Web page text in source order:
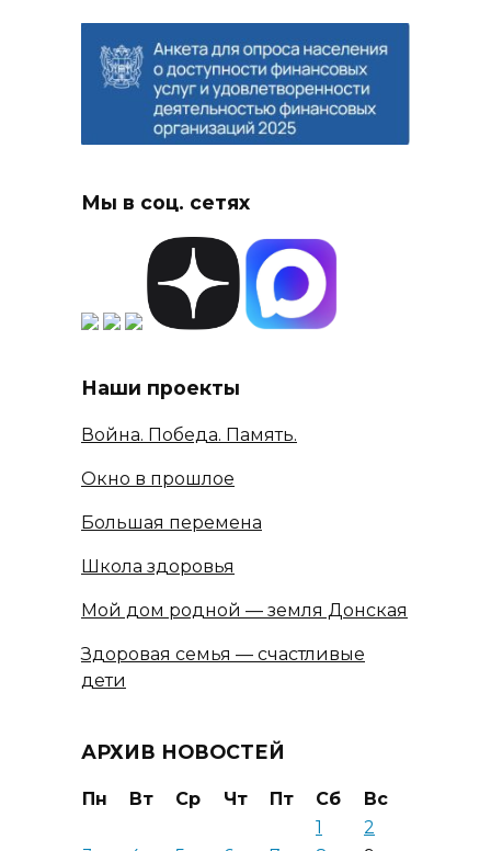
Мы в соц. сетях
Наши проекты
Война. Победа. Память.
Окно в прошлое
Большая перемена
Школа здоровья
Мой дом родной — земля Донская
Здоровая семья — счастливые
дети
АРХИВ НОВОСТЕЙ
Пн Вт Ср Чт Пт Сб
Вс
1
2